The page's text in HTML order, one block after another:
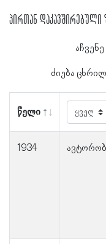
პირთან
აჩვენე
ძიება
წელი
1934